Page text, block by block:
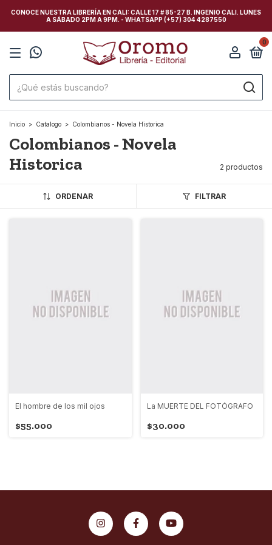
CONOCE NUESTRA LIBRERÍA EN CALI: CALLE 17 # 85-27 B. INGENIO CALI. LUNES
A SÁBADO 2PM A 9PM. - WHATSAPP (+57) 304 4287550
0
Inicio > Catalogo > Colombianos - Novela Historica
Colombianos - Novela
Historica
2 productos
ORDENAR FILTRAR
El hombre de los mil ojos
$55.000
La MUERTE DEL FOTÓGRAFO
$30.000